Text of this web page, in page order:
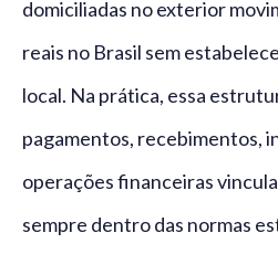
domiciliadas no exterior
reais no Brasil sem
local. Na prática, essa
pagamentos, recebimentos,
operações financeiras
sempre dentro das normas